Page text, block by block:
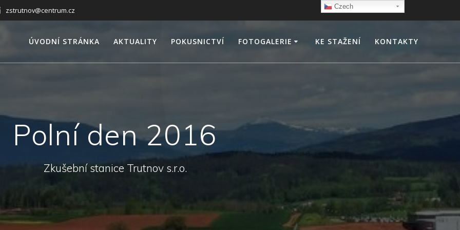
zstrutnov@centrum.cz
ÚVODNÍ STRÁNKA AKTUALITY POKUSNICTVÍ FOTOGALERIE KE STAŽENÍ KONTAKTY
Polní den 2016
Zkušební stanice Trutnov s.r.o.
Czech